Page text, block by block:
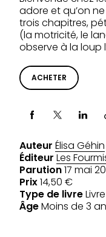
adore et qu’on
trois chapitres,
(la motricité, le
observe à la loup
ACHETER
Partager via
Auteur Élisa Géhin
Éditeur Les
Parution17 mai
Prix14,50 €
Type de livre
ÂgeMoins de 3